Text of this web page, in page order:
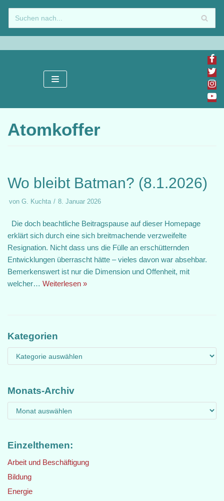
Zum
Inhalt
springen
Atomkoffer
Wo bleibt Batman? (8.1.2026)
von G. Kuchta 8. Januar 2026
Die doch beachtliche Beitragspause auf dieser Homepage
erklärt sich durch eine sich breitmachende verzweifelte
Resignation. Nicht dass uns die Fülle an erschütternden
Entwicklungen überrascht hätte – vieles davon war absehbar.
Bemerkenswert ist nur die Dimension und Offenheit, mit
welcher… Weiterlesen »
Kategorien
Monats-Archiv
Einzelthemen:
Arbeit und Beschäftigung
Bildung
Energie